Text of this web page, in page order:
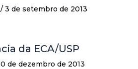
/ 3 de setembro de 2013
da ECA/USP
de dezembro de 2013